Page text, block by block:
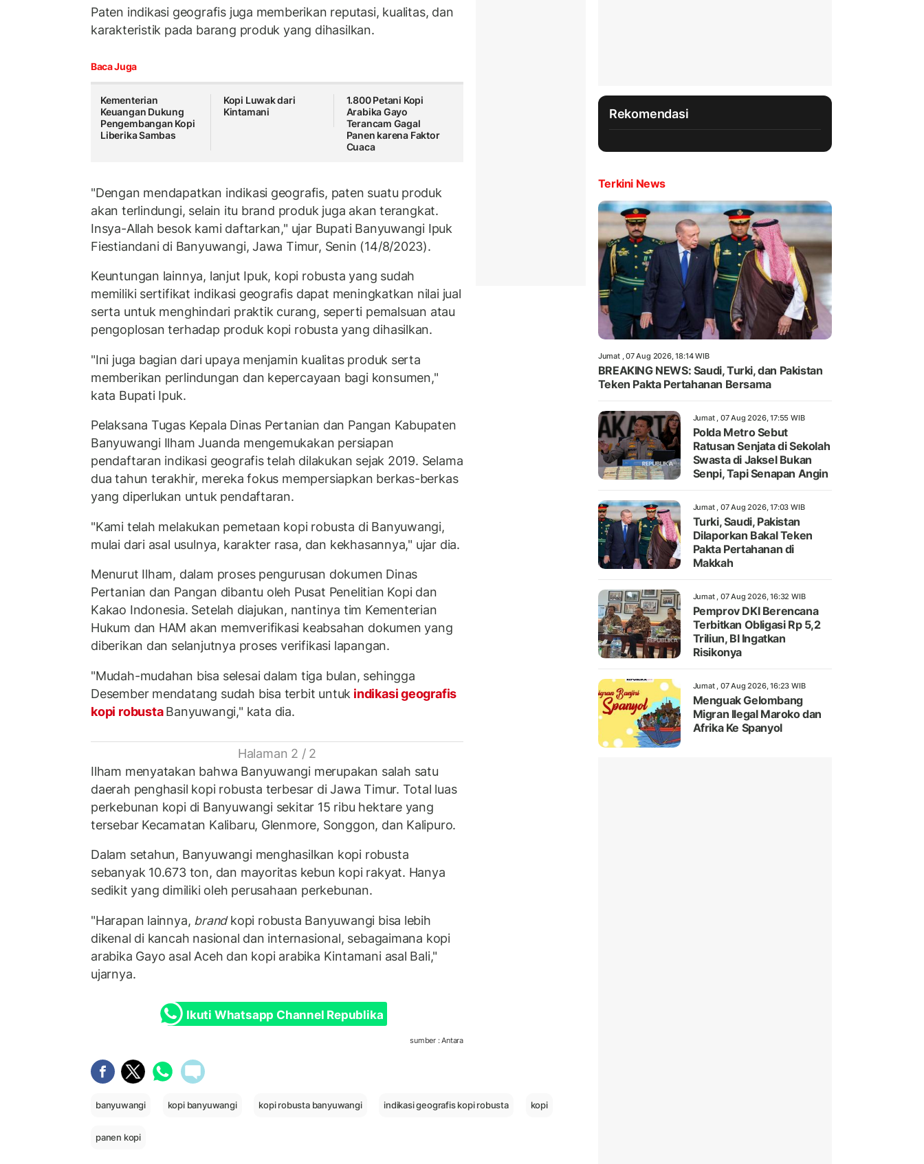
Paten indikasi geografis juga memberikan reputasi, kualitas, dan
karakteristik pada barang produk yang dihasilkan.
Baca Juga
Kementerian
Keuangan Dukung
Pengembangan Kopi
Liberika Sambas
Kopi Luwak dari
Kintamani
1.800 Petani Kopi
Arabika Gayo
Terancam Gagal
Panen karena Faktor
Cuaca
"Dengan mendapatkan indikasi geografis, paten suatu produk
akan terlindungi, selain itu brand produk juga akan terangkat.
Insya-Allah besok kami daftarkan," ujar Bupati Banyuwangi Ipuk
Fiestiandani di Banyuwangi, Jawa Timur, Senin (14/8/2023).
Keuntungan lainnya, lanjut Ipuk, kopi robusta yang sudah
memiliki sertifikat indikasi geografis dapat meningkatkan nilai jual
serta untuk menghindari praktik curang, seperti pemalsuan atau
pengoplosan terhadap produk kopi robusta yang dihasilkan.
"Ini juga bagian dari upaya menjamin kualitas produk serta
memberikan perlindungan dan kepercayaan bagi konsumen,"
kata Bupati Ipuk.
Pelaksana Tugas Kepala Dinas Pertanian dan Pangan Kabupaten
Banyuwangi Ilham Juanda mengemukakan persiapan
pendaftaran indikasi geografis telah dilakukan sejak 2019. Selama
dua tahun terakhir, mereka fokus mempersiapkan berkas-berkas
yang diperlukan untuk pendaftaran.
"Kami telah melakukan pemetaan kopi robusta di Banyuwangi,
mulai dari asal usulnya, karakter rasa, dan kekhasannya," ujar dia.
Menurut Ilham, dalam proses pengurusan dokumen Dinas
Pertanian dan Pangan dibantu oleh Pusat Penelitian Kopi dan
Kakao Indonesia. Setelah diajukan, nantinya tim Kementerian
Hukum dan HAM akan memverifikasi keabsahan dokumen yang
diberikan dan selanjutnya proses verifikasi lapangan.
"Mudah-mudahan bisa selesai dalam tiga bulan, sehingga
Desember mendatang sudah bisa terbit untuk indikasi geografis
kopi robustaBanyuwangi," kata dia.
Halaman 2 / 2
Ilham menyatakan bahwa Banyuwangi merupakan salah satu
daerah penghasil kopi robusta terbesar di Jawa Timur. Total luas
perkebunan kopi di Banyuwangi sekitar 15 ribu hektare yang
tersebar Kecamatan Kalibaru, Glenmore, Songgon, dan Kalipuro.
Dalam setahun, Banyuwangi menghasilkan kopi robusta
sebanyak 10.673 ton, dan mayoritas kebun kopi rakyat. Hanya
sedikit yang dimiliki oleh perusahaan perkebunan.
"Harapan lainnya, brandkopi robusta Banyuwangi bisa lebih
dikenal di kancah nasional dan internasional, sebagaimana kopi
arabika Gayo asal Aceh dan kopi arabika Kintamani asal Bali,"
ujarnya.
Ikuti Whatsapp Channel Republika
sumber : Antara
banyuwangi kopi banyuwangi kopi robusta banyuwangi indikasi geografis kopi robusta kopi
panen kopi
Rekomendasi
Terkini News
Jumat , 07 Aug 2026, 18:14 WIB
BREAKING NEWS: Saudi, Turki, dan Pakistan
Teken Pakta Pertahanan Bersama
Jumat , 07 Aug 2026, 17:55 WIB
Polda Metro Sebut
Ratusan Senjata di Sekolah
Swasta di Jaksel Bukan
Senpi, Tapi Senapan Angin
Jumat , 07 Aug 2026, 17:03 WIB
Turki, Saudi, Pakistan
Dilaporkan Bakal Teken
Pakta Pertahanan di
Makkah
Jumat , 07 Aug 2026, 16:32 WIB
Pemprov DKI Berencana
Terbitkan Obligasi Rp 5,2
Triliun, BI Ingatkan
Risikonya
Jumat , 07 Aug 2026, 16:23 WIB
Menguak Gelombang
Migran Ilegal Maroko dan
Afrika Ke Spanyol